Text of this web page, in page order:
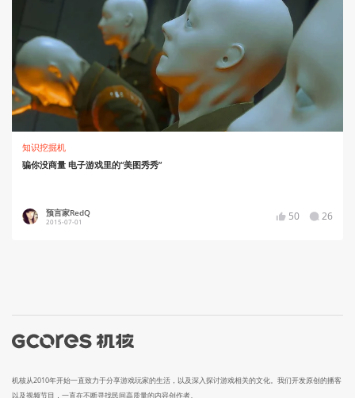
知识挖掘机
骗你没商量 电子游戏里的“美图秀秀”
预言家RedQ
2015-07-01 50 26
机核从2010年开始一直致力于分享游戏玩家的生活，以及深入探讨游戏相关的文化。我们开发原创的播客
以及视频节目，一直在不断寻找民间高质量的内容创作者。